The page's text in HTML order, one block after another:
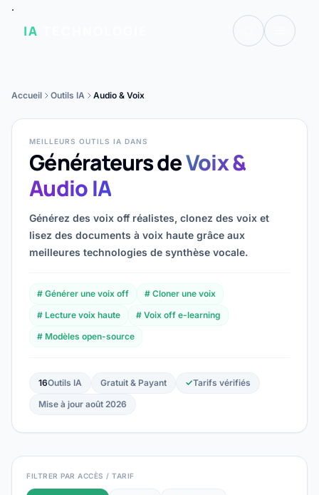
IA
Accueil Outils IA Audio & Voix
MEILLEURS OUTILS IA DANS
Générateurs deVoix &
Audio IA
Générez des voix off réalistes, clonez des voix et
lisez des documents à voix haute grâce aux
meilleures technologies de synthèse vocale.
# Générer une voix off
# Cloner une voix
# Lecture voix haute
# Voix off e-learning
# Modèles open-source
16Outils IA Gratuit & Payant ✓Tarifs vérifiés
Mise à jour août 2026
FILTRER PAR ACCÈS / TARIF